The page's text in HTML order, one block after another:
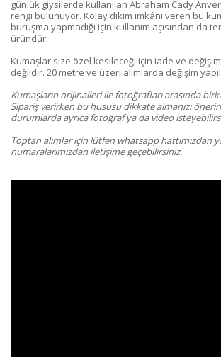
günlük giysilerde kullanılan Abraham Cady
rengi bulunuyor. Kolay dikim imkânı veren bu
buruşma yapmadığı için kullanım açısından da
üründür.
Kumaşlar size özel kesileceği için iade ve
değildir. 20 metre ve üzeri alımlarda değişim
Kumaşların orijinalleri ile fotoğrafları arasında
Sipariş verirken bu hususu dikkate almanızı
durumlarda ayrıca fotoğraf ya da video
Toptan alımlar için lütfen whatsapp hattımızdan
numaralarımızdan iletişime geçebilirsiniz.